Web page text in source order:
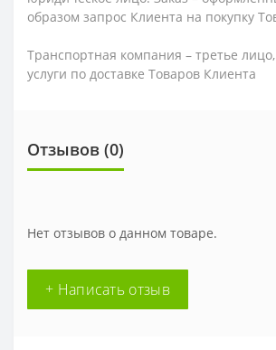
образом запрос Клиента на покупку
Транспортная компания – третье
услуги по доставке Товаров Клиента
Отзывов (0)
Нет отзывов о данном товаре.
+ Написать отзыв